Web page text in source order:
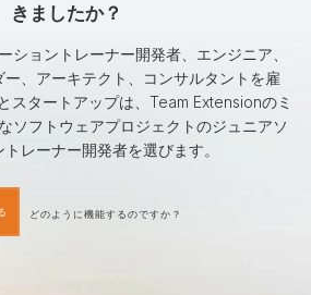
きましたか？
ショントレーナー開発者、エンジニア、
、アーキテクト、コンサルタントを雇
スタートアップは、Team Extensionのミ
ソフトウェアプロジェクトのジュニアソ
トレーナー開発者を選びます。
どのように機能するのですか？